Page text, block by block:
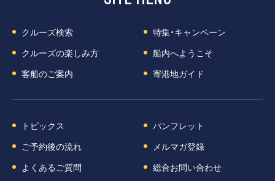
クルーズ検索
特集・キャンペーン
クルーズの楽しみ方
船内へようこそ
客船のご案内
寄港地ガイド
トピックス
パンフレット
ご予約後の流れ
メルマガ登録
よくあるご質問
総合お問い合わせ